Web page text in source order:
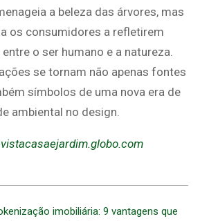
a beleza das árvores, mas
os consumidores a refletirem
o ser humano e a natureza.
se tornam não apenas fontes
símbolos de uma nova era de
ambiental no design.
imobiliária: 9 vantagens que